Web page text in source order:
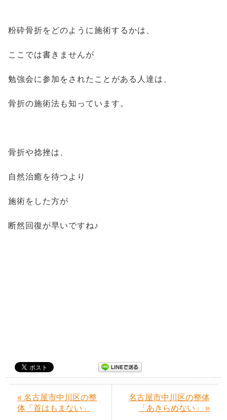
粉砕骨折をどのように施術するかは、
ここでは書きませんが
勉強会に参加をされたことがある人達は、
骨折の施術法も知っています。
骨折や捻挫は、
自然治癒を待つより
施術をした方が
断然回復が早いですね♪
« 名古屋市中川区の整
体「首はもまない」
名古屋市中川区の整体
「あきらめない」 »